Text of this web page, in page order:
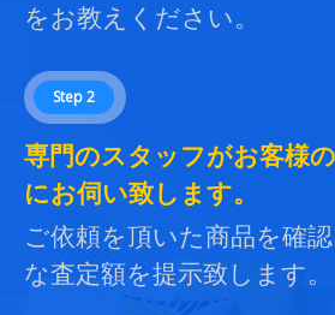
をお教えください。
Step 2
専門のスタッフがお客様
にお伺い致します。
ご依頼を頂いた商品を確
な査定額を提示致します。